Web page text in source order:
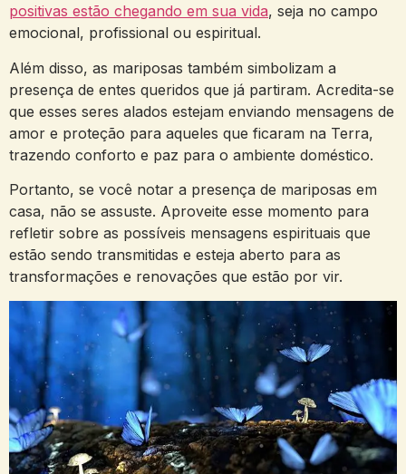
positivas estão chegando em sua vida, seja no campo
emocional, profissional ou espiritual.
Além disso, as mariposas também simbolizam a
presença de entes queridos que já partiram. Acredita-se
que esses seres alados estejam enviando mensagens de
amor e proteção para aqueles que ficaram na Terra,
trazendo conforto e paz para o ambiente doméstico.
Portanto, se você notar a presença de mariposas em
casa, não se assuste. Aproveite esse momento para
refletir sobre as possíveis mensagens espirituais que
estão sendo transmitidas e esteja aberto para as
transformações e renovações que estão por vir.